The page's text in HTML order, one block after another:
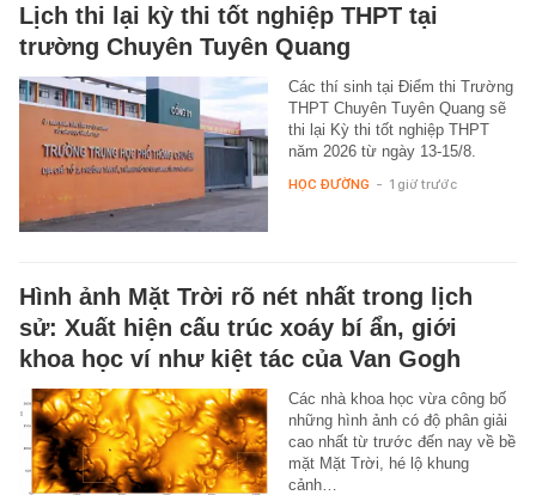
Lịch thi lại kỳ thi tốt nghiệp THPT tại
trường Chuyên Tuyên Quang
Các thí sinh tại Điểm thi Trường
THPT Chuyên Tuyên Quang sẽ
thi lại Kỳ thi tốt nghiệp THPT
năm 2026 từ ngày 13-15/8.
HỌC ĐƯỜNG - 1 giờ trước
Hình ảnh Mặt Trời rõ nét nhất trong lịch
sử: Xuất hiện cấu trúc xoáy bí ẩn, giới
khoa học ví như kiệt tác của Van Gogh
Các nhà khoa học vừa công bố
những hình ảnh có độ phân giải
cao nhất từ trước đến nay về bề
mặt Mặt Trời, hé lộ khung
cảnh…